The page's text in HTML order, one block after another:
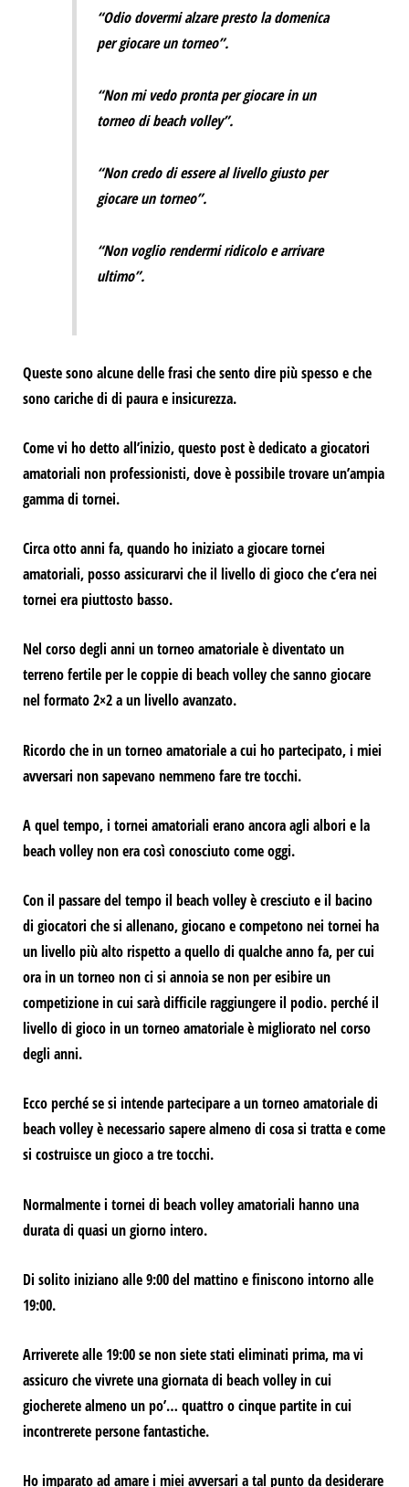
“Odio dovermi alzare presto la domenica
per giocare un torneo”.
“Non mi vedo pronta per giocare in un
torneo di beach volley”.
“Non credo di essere al livello giusto per
giocare un torneo”.
“Non voglio rendermi ridicolo e arrivare
ultimo”.
Queste sono alcune delle frasi che sento dire più spesso e che
sono cariche didi paura e insicurezza.
Come vi ho detto all’inizio, questo post è dedicato agiocatori
amatoriali non professionisti,dove è possibile trovare un’ampia
gamma di tornei.
Circa otto anni fa, quando ho iniziato a giocare tornei
amatoriali, posso assicurarvi che il livello di gioco che c’era nei
torneiera piuttosto basso.
Nel corso degli anni un torneo amatoriale è diventato un
terreno fertile per le coppie di beach volley che sanno giocare
nel formato 2×2 a un livello avanzato.
Ricordo che in un torneo amatoriale a cui ho partecipato, i miei
avversari non sapevano nemmeno fare tre tocchi.
A quel tempo, i tornei amatoriali erano ancora agli albori e la
beach volley non era così conosciuto come oggi.
Con il passare del tempoil beach volley è cresciutoe il bacino
di giocatori che si allenano, giocano e competono nei tornei ha
un livello più alto rispetto a quello di qualche anno fa, per cui
ora in un torneo non ci si annoia se non per esibire un
competizione in cui sarà difficile raggiungere il podio.perché il
livello di gioco in un torneo amatoriale è migliorato nel corso
degli anni.
Ecco perché se si intende partecipare a un torneo amatoriale di
beach volleyè necessario sapere almeno di cosa si tratta e come
si costruisce un gioco a tre tocchi.
Normalmente i tornei di beach volley amatoriali hanno una
durata diquasi un giorno intero.
Di solito iniziano alle 9:00 del mattino e finiscono intorno alle
19:00.
Arriverete alle 19:00 se non siete stati eliminati prima, ma vi
assicuro che vivrete una giornata di beach volley in cui
giocherete almeno un po’…quattro o cinque partite in cui
incontrerete persone fantastiche.
Ho imparato ad amare i miei avversari a tal punto da desiderare